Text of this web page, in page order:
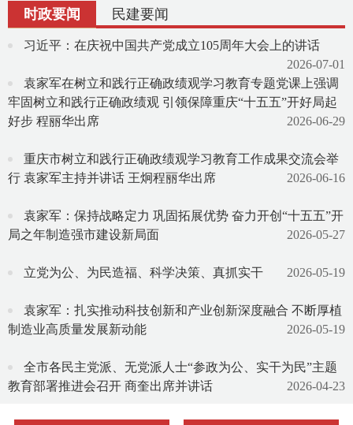
时政要闻 民建要闻
习近平：在庆祝中国共产党成立105周年大会上的讲话
2026-07-01
袁家军在树立和践行正确政绩观学习教育专题党课上强调
牢固树立和践行正确政绩观 引领保障重庆“十五五”开好局起
好步 程丽华出席
2026-06-29
重庆市树立和践行正确政绩观学习教育工作成果交流会举
行 袁家军主持并讲话 王炯程丽华出席
2026-06-16
袁家军：保持战略定力 巩固拓展优势 奋力开创“十五五”开
局之年制造强市建设新局面
2026-05-27
立党为公、为民造福、科学决策、真抓实干 2026-05-19
袁家军：扎实推动科技创新和产业创新深度融合 不断厚植
制造业高质量发展新动能
2026-05-19
全市各民主党派、无党派人士“参政为公、实干为民”主题
教育部署推进会召开 商奎出席并讲话
2026-04-23